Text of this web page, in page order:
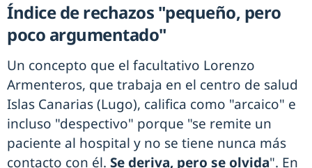
Índice de rechazos "pequeño, pero
poco argumentado"
Un concepto que el facultativo Lorenzo
Armenteros, que trabaja en el centro de salud
Islas Canarias (Lugo), califica como "arcaico" e
incluso "despectivo" porque "se remite un
paciente al hospital y no se tiene nunca más
contacto con él. Se deriva, pero se olvida". En